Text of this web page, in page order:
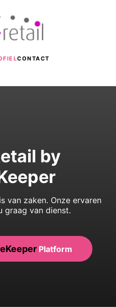
CONTACT
by
van zaken. Onze ervaren
graag van dienst.
Platform